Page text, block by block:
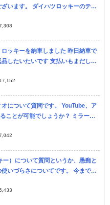
います。 ダイハツロッキーのテレ
す。 某社さんは データシステム
ッキーを納車しました 昨日納車で
したいたいです 支払いもまだして
、対応してもらえるのでしょう
17,152
について質問です。 YouTube、ア
ことが可能でしょうか？ ミラーリ
マホの画面はつきっぱなしで...
ー）について質問というか、愚痴と
いづらさについてです。 今までト
ンタカーでもスバルやスズキの車は